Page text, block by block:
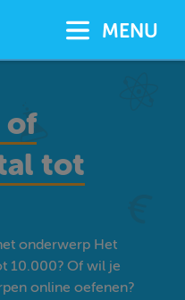
MENU
of
tot
onderwerp Het
10.000? Of wil je
online oefenen?